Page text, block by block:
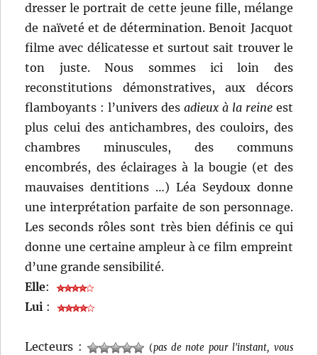
dresser le portrait de cette jeune fille, mélange
de naïveté et de détermination. Benoit Jacquot
filme avec délicatesse et surtout sait trouver le
ton juste. Nous sommes ici loin des
reconstitutions démonstratives, aux décors
flamboyants : l’univers des adieux à la reineest
plus celui des antichambres, des couloirs, des
chambres minuscules, des communs
encombrés, des éclairages à la bougie (et des
mauvaises dentitions …) Léa Seydoux donne
une interprétation parfaite de son personnage.
Les seconds rôles sont très bien définis ce qui
donne une certaine ampleur à ce film empreint
d’une grande sensibilité.
Elle:
Lui :
Lecteurs : (pas de note pour l'instant, vous